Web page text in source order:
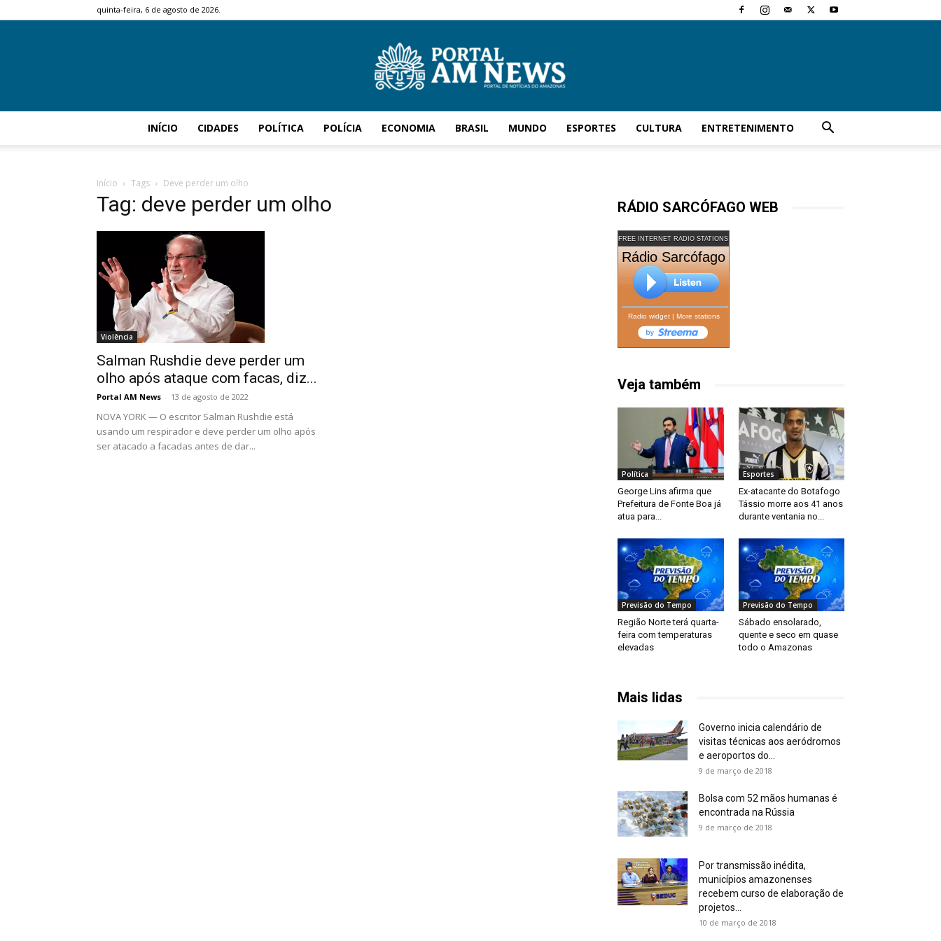
quinta-feira, 6 de agosto de 2026.
INÍCIO CIDADES POLÍTICA POLÍCIA ECONOMIA BRASIL MUNDO ESPORTES CULTURA ENTRETENIMENTO
Início Tags Deve perder um olho
Tag: deve perder um olho
Violência
Salman Rushdie deve perder um
olho após ataque com facas, diz...
Portal AM News - 13 de agosto de 2022
NOVA YORK — O escritor Salman Rushdie está
usando um respirador e deve perder um olho após
ser atacado a facadas antes de dar...
RÁDIO SARCÓFAGO WEB
FREE INTERNET RADIO STATIONS
Rádio Sarcófago
Radio widget| More stations
Veja também
Política
George Lins afirma que
Prefeitura de Fonte Boa já
atua para...
Esportes
Ex-atacante do Botafogo
Tássio morre aos 41 anos
durante ventania no...
Previsão do Tempo
Região Norte terá quarta-
feira com temperaturas
elevadas
Previsão do Tempo
Sábado ensolarado,
quente e seco em quase
todo o Amazonas
Mais lidas
Governo inicia calendário de
visitas técnicas aos aeródromos
e aeroportos do...
9 de março de 2018
Bolsa com 52 mãos humanas é
encontrada na Rússia
9 de março de 2018
Por transmissão inédita,
municípios amazonenses
recebem curso de elaboração de
projetos...
10 de março de 2018